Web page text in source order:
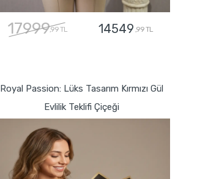
17999,99 TL 14549 ,99 TL
Royal Passion: Lüks Tasarım Kırmızı Gül
Evlilik Teklifi Çiçeği